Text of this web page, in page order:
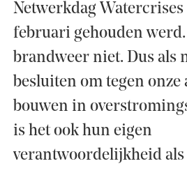
Netwerkdag Watercrises
februari gehouden
brandweer niet. Dus als
besluiten om tegen onze
bouwen in
is het ook hun eigen
verantwoordelijkheid als